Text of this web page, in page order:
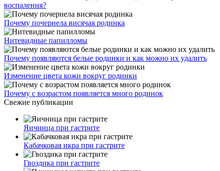
воспаления?
Почему почернела висячая родинка
Нитевидные папилломы
Почему появляются белые родинки и как можно их удалить
Изменение цвета кожи вокруг родинки
Почему с возрастом появляется много родинок
Свежие публикации
Яичница при гастрите
Кабачковая икра при гастрите
Гвоздика при гастрите